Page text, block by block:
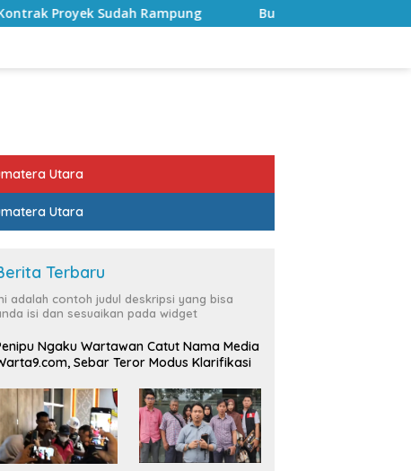
Bulan Kemerdekaan, Bupati Lampung Selatan
Utara
Utara
Terbaru
adalah contoh judul deskripsi yang bisa
isi dan sesuaikan pada widget
Ngaku Wartawan Catut Nama Media
Sebar Teror Modus Klarifikasi